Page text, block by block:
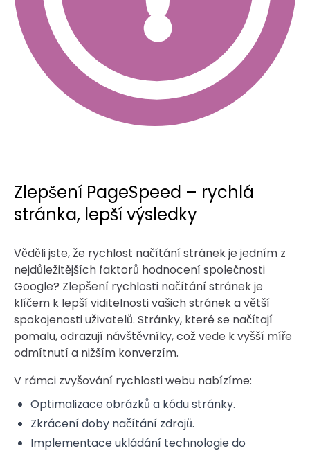
Zlepšení PageSpeed – rychlá
stránka, lepší výsledky
Věděli jste, že rychlost načítání stránek je jedním z
nejdůležitějších faktorů hodnocení společnosti
Google? Zlepšení rychlosti načítání stránek je
klíčem k lepší viditelnosti vašich stránek a větší
spokojenosti uživatelů. Stránky, které se načítají
pomalu, odrazují návštěvníky, což vede k vyšší míře
odmítnutí a nižším konverzím.
V rámci zvyšování rychlosti webu nabízíme:
Optimalizace obrázků a kódu stránky.
Zkrácení doby načítání zdrojů.
Implementace ukládání technologie do